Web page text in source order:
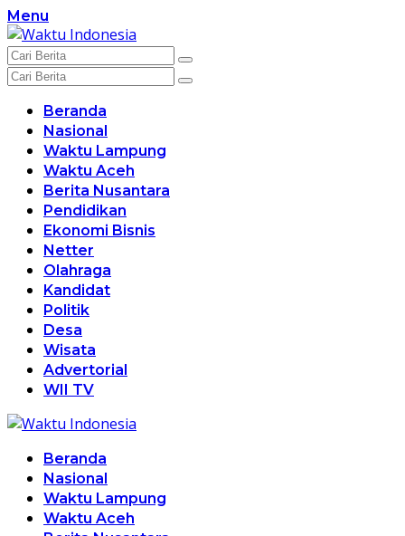
Langsung
ke
konten
Menu
Beranda
Nasional
Waktu Lampung
Waktu Aceh
Berita Nusantara
Pendidikan
Ekonomi Bisnis
Netter
Olahraga
Kandidat
Politik
Desa
Wisata
Advertorial
WII TV
Beranda
Nasional
Waktu Lampung
Waktu Aceh